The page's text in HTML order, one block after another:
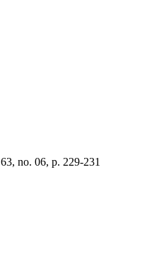
no. 06, p. 229-231